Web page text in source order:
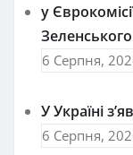
у
6 Серпня,
У Україні
6 Серпня,